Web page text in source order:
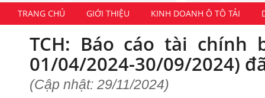
TRANG CHỦ GIỚI THIỆU KINH DOANH Ô TÔ TẢI
TCH: Báo cáo tài chính
01/04/2024-30/09/2024)
(Cập nhật: 29/11/2024)